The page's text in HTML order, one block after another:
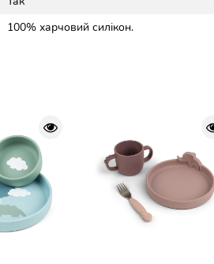
100% харчовий силікон.